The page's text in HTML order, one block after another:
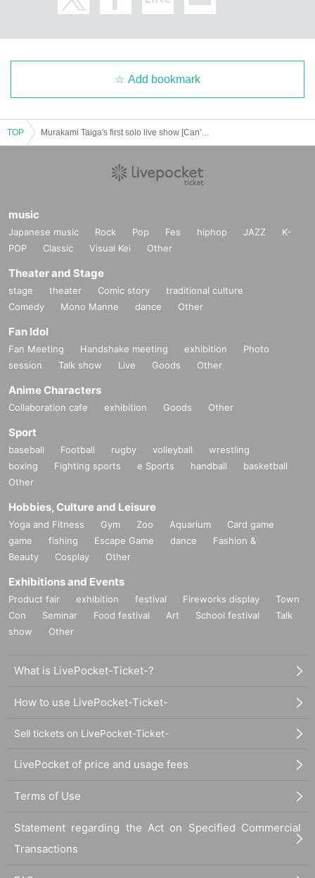
Add bookmark
TOP
music
Japanese music Rock Pop Fes hiphop JAZZ
K-
POP
Classic Visual Kei Other
Theater and Stage
stage theater Comic story
traditional culture
Comedy
Mono Manne dance Other
Fan Idol
Fan Meeting Handshake meeting exhibition
Photo
session
Talk show Live Goods Other
Anime Characters
Collaboration cafe exhibition Goods Other
Sport
baseball Football rugby volleyball
wrestling
boxing
Fighting sports e Sports handball
basketball
Other
Hobbies, Culture and Leisure
Yoga and Fitness Gym Zoo Aquarium
Card game
game
fishing Escape Game dance
Fashion &
Beauty
Cosplay Other
Exhibitions and Events
Product fair exhibition festival Fireworks display
Town
Con
Seminar Food festival Art School festival
Talk
show
Other
What is LivePocket-Ticket-?
How to use LivePocket-Ticket-
Sell tickets on LivePocket-Ticket-
LivePocket of price and usage fees
Terms of Use
Statement regarding the Act on Specified Commercial
Transactions